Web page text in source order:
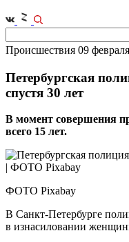
Происшествия 09
Петербургская
спустя 30 лет
В момент совершения
всего 15 лет.
ФОТО Pixabay
В Санкт-Петербурге
в изнасиловании